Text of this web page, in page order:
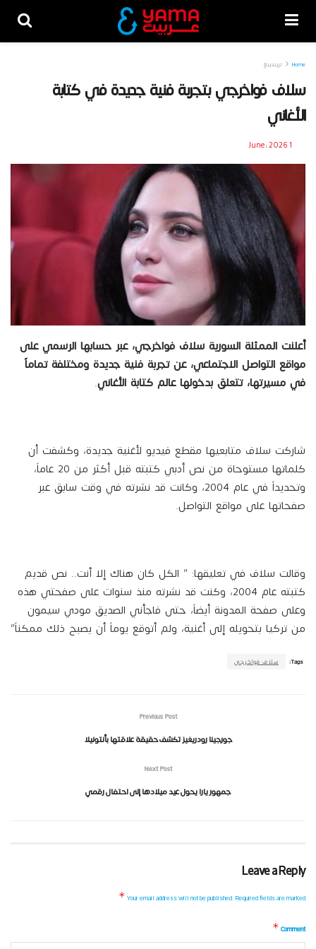
Home تريندينغ
سلاف فواخرجي بتجربة فنية جديدة في كتابة
الأغاني
1 June، 2026
أعلنت الممثلة السورية سلاف فواخرجي، عبر حسابها الرسمي على
مواقع التواصل الاجتماعي، عن تجربة فنية جديدة ومختلفة تماماً
في مسيرتها، تتعلق بدخولها عالم كتابة الأغاني.
شاركت سلاف متابعيها مقطع فيديو لأغنية جديدة، وكشفت أن
كلماتها مستوحاة من نص أدبي كتبته قبل أكثر من 20 عاماً،
وتحديداً في عام 2004، وكانت قد نشرته في وقت سابق عبر
صفحاتها على مواقع التواصل.
وقالت سلاف في تعليقها: ” الكل كان هناك إلا أنت.. نص قديم
كتبته عام 2004، وكنت قد نشرته منذ سنوات على صفحتي هذه
وعلى صفحة المدونة أيضاً، حتى فاجأني الصديق مودي سيمون
من تركيا بتحويله إلى أغنية، ولم أتوقع يوماً أن يصبح ذلك ممكناً”
Tags: سلاف فواخرجي
Previous Post
جورجينا رودريغيز تكشف حقيقة علاقتها بأنتونيلا
Next Post
جمهور يارا يحول عيد ميلادها إلى احتفال رقمي
Leave a Reply
Your email address will not be published.Required fields are marked
*
Comment
*